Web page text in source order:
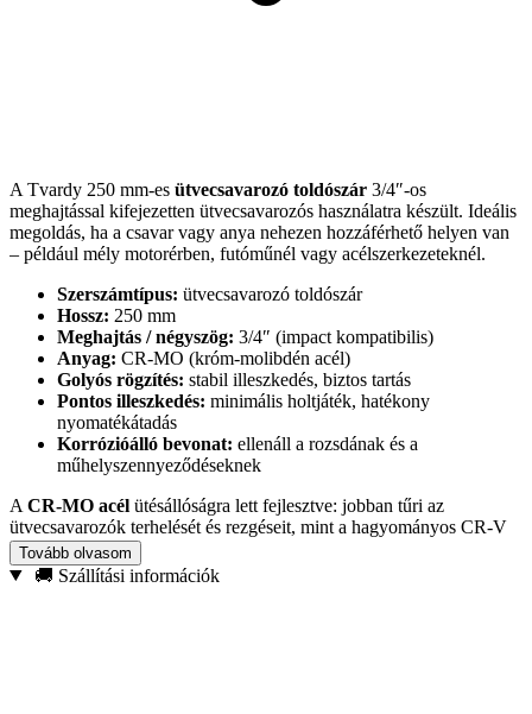
A Tvardy 250 mm-es ütvecsavarozó toldószár 3/4″-os
meghajtással kifejezetten ütvecsavarozós használatra készült. Ideális
megoldás, ha a csavar vagy anya nehezen hozzáférhető helyen van
– például mély motorérben, futóműnél vagy acélszerkezeteknél.
Szerszámtípus: ütvecsavarozó toldószár
Hossz: 250 mm
Meghajtás / négyszög: 3/4″ (impact kompatibilis)
Anyag: CR-MO (króm-molibdén acél)
Golyós rögzítés: stabil illeszkedés, biztos tartás
Pontos illeszkedés: minimális holtjáték, hatékony
nyomatékátadás
Korrózióálló bevonat: ellenáll a rozsdának és a
műhelyszennyeződéseknek
A CR-MO acél ütésállóságra lett fejlesztve: jobban tűri az
ütvecsavarozók terhelését és rezgéseit, mint a hagyományos CR-V
acél. Ha ipari, szerelőműhelyes vagy nagy igénybevételű
felhasználásra keresel megbízható toldót, ez a kivitel hosszú távon is
Tovább olvasom
🚚 Szállítási információk